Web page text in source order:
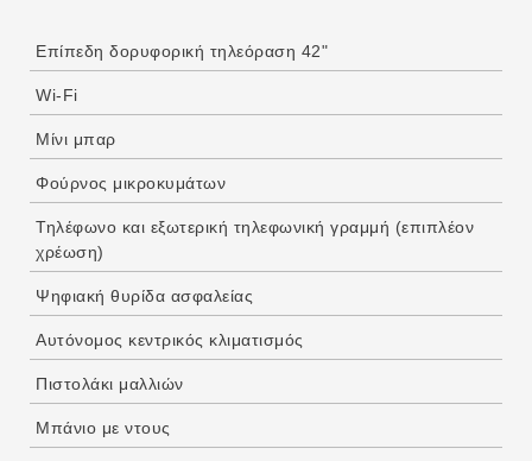
Επίπεδη δορυφορική τηλεόραση 42"
Wi-Fi
Μίνι μπαρ
Φούρνος μικροκυμάτων
Τηλέφωνο και εξωτερική τηλεφωνική γραμμή (επιπλέον
χρέωση)
Ψηφιακή θυρίδα ασφαλείας
Αυτόνομος κεντρικός κλιματισμός
Πιστολάκι μαλλιών
Μπάνιο με ντους